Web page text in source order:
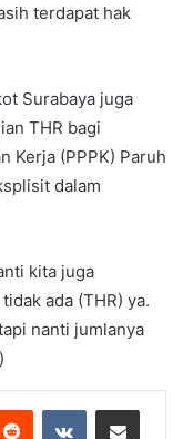
terdapat hak
Surabaya juga
THR bagi
Kerja (PPPK) Paruh
dalam
kita juga
ada (THR) ya.
nanti jumlanya
Reddit VKontakteShare via Email